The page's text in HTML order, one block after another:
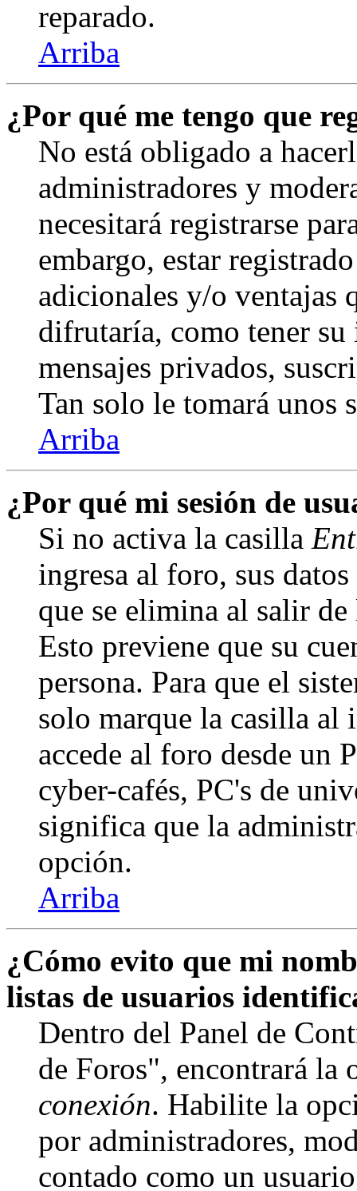
reparado.
Arriba
¿Por qué me tengo que
No está obligado a
administradores y
necesitará registrarse
embargo, estar
adicionales y/o ventajas
difrutaría, como tener su
mensajes privados,
Tan solo le tomará unos
Arriba
¿Por qué mi sesión de
Si no activa la casilla
ingresa al foro, sus
que se elimina al salir
Esto previene que su
persona. Para que el
solo marque la casilla al
accede al foro desde un
cyber-cafés, PC's de
significa que la
opción.
Arriba
¿Cómo evito que mi
listas de usuarios
Dentro del Panel de
de Foros", encontrará la
conexión. Habilite la
por administradores,
contado como un